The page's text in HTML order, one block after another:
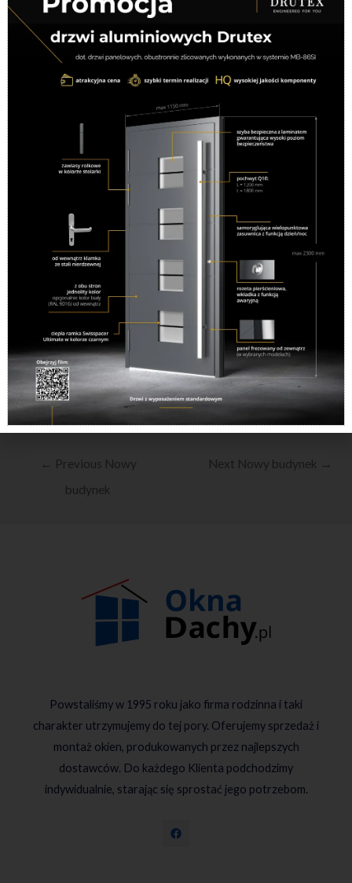
← Previous Nowy
budynek
Next Nowy budynek →
Powstaliśmy w 1995 roku jako firma rodzinna i taki
charakter utrzymujemy do tej pory. Oferujemy sprzedaż i
montaż okien, produkowanych przez najlepszych
dostawców. Do każdego Klienta podchodzimy
indywidualnie, starając się sprostać jego potrzebom.